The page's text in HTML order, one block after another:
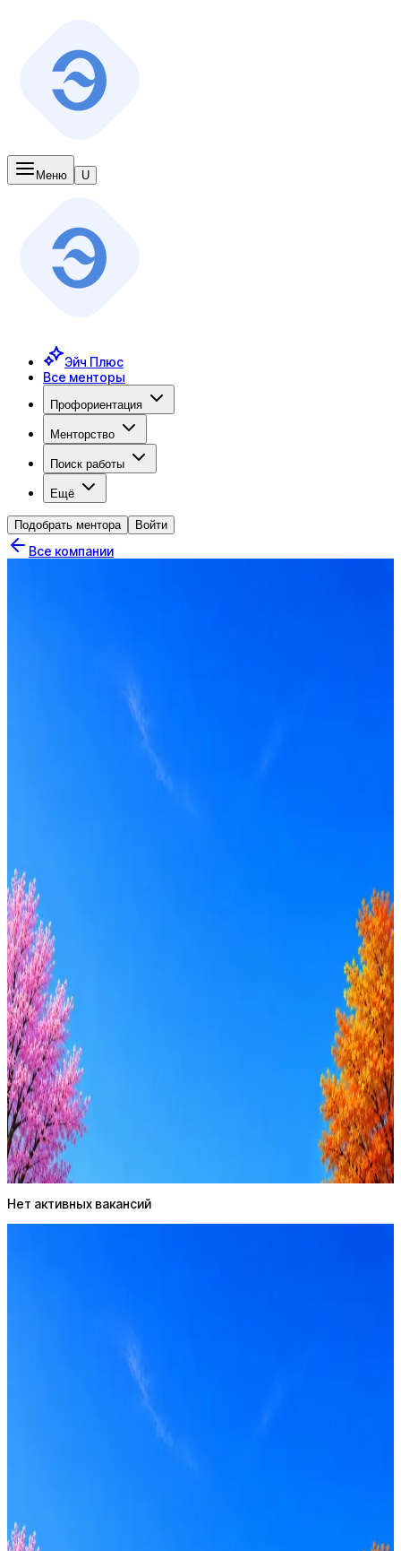
Меню U
Эйч Плюс
Все менторы
Профориентация
Менторство
Поиск работы
Ещё
Подобрать ментора Войти
Все компании
А-Риал
0активные вакансии
Стратегия поиска с AI: рынки, позиции, вилка, каналы
Ежедневный подбор из 600+ источников
AI генерация сопроводительных писем
Нет активных вакансий